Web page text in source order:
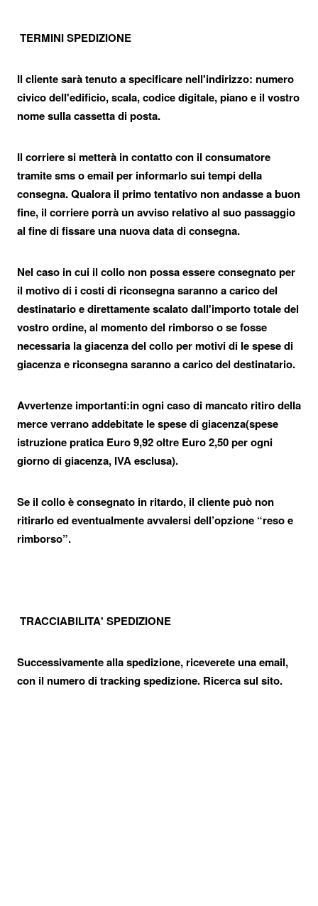
Iscriviti alla nostra newsletter e ottieni uno
alla nostra newsletter.
Email
address
Don't show again.
TERMINI SPEDIZIONE
Il cliente sarà tenuto a specificare nell'indirizzo: numero
civico dell'edificio, scala, codice digitale, piano e il vostro
nome sulla cassetta di posta.
Il corriere si metterà in contatto con il consumatore
tramite sms o email per informarlo sui tempi della
consegna. Qualora il primo tentativo non andasse a buon
fine, il corriere porrà un avviso relativo al suo passaggio
al fine di fissare una nuova data di consegna.
Nel caso in cui il collo non possa essere consegnato per
il motivo di i costi di riconsegna saranno a carico del
destinatario e direttamente scalato dall'importo totale del
vostro ordine, al momento del rimborso o se fosse
necessaria la giacenza del collo per motivi di le spese di
giacenza e riconsegna saranno a carico del destinatario.
Avvertenze importanti:in ogni caso di mancato ritiro della
merce verrano addebitate le spese di giacenza(spese
istruzione pratica Euro 9,92 oltre Euro 2,50 per ogni
giorno di giacenza, IVA esclusa).
Se il collo è consegnato in ritardo, il cliente può non
ritirarlo ed eventualmente avvalersi dell’opzione “reso e
rimborso”.
TRACCIABILITA' SPEDIZIONE
Successivamente alla spedizione, riceverete una email,
con il numero di tracking spedizione. Ricerca sul sito.